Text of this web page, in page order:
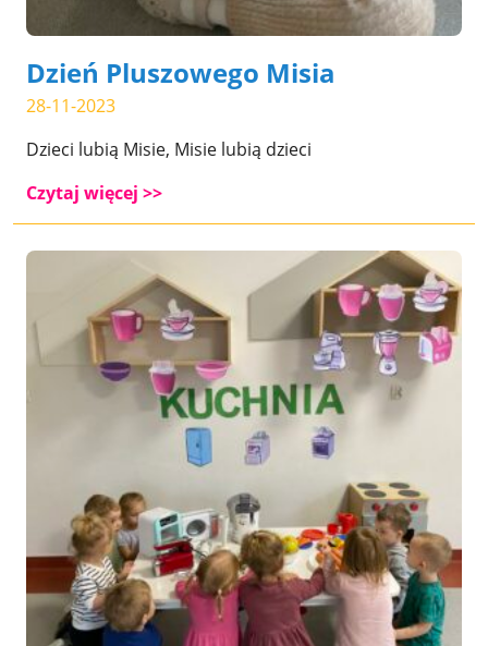
Dzień Pluszowego Misia
28-11-2023
Dzieci lubią Misie, Misie lubią dzieci
Czytaj więcej